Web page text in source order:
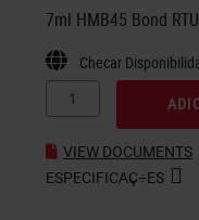
7ml HMB45 Bond
Checar
VIEW DOCUMENTS
ESPECIFICAÇ÷ES